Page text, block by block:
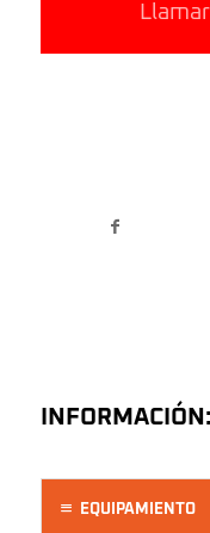
INFORMACIÓN:
EQUIPAMIENTO